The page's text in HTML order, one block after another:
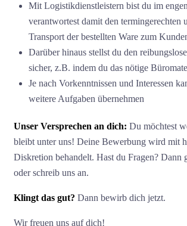
Mit Logistikdienstleistern bist du im
verantwortest damit den termingerechten
Transport der bestellten Ware zum
Darüber hinaus stellst du den
sicher, z.B. indem du das nötige
Je nach Vorkenntnissen und Interessen
weitere Aufgaben übernehmen
Unser Versprechen an dich: Du möchtest
bleibt unter uns! Deine Bewerbung wird mit
Diskretion behandelt. Hast du Fragen? Dann
oder schreib uns an.
Klingt das gut? Dann bewirb dich jetzt.
Wir freuen uns auf dich!